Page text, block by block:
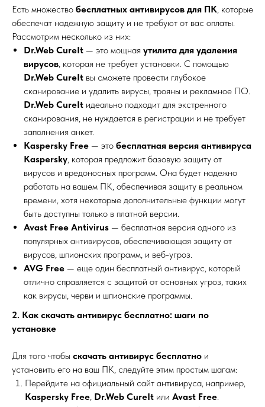
Есть множество бесплатных антивирусов для ПК, которые
обеспечат надежную защиту и не требуют от вас оплаты.
Рассмотрим несколько из них:
Dr.Web CureIt — это мощная утилита для удаления
вирусов, которая не требует установки. С помощью
Dr.Web CureIt вы сможете провести глубокое
сканирование и удалить вирусы, трояны и рекламное ПО.
Dr.Web CureIt идеально подходит для экстренного
сканирования, не нуждается в регистрации и не требует
заполнения анкет.
Kaspersky Free — это бесплатная версия антивируса
Kaspersky, которая предложит базовую защиту от
вирусов и вредоносных программ. Она будет надежно
работать на вашем ПК, обеспечивая защиту в реальном
времени, хотя некоторые дополнительные функции могут
быть доступны только в платной версии.
Avast Free Antivirus — бесплатная версия одного из
популярных антивирусов, обеспечивающая защиту от
вирусов, шпионских программ, и веб-угроз.
AVG Free — еще один бесплатный антивирус, который
отлично справляется с защитой от основных угроз, таких
как вирусы, черви и шпионские программы.
2. Как скачать антивирус бесплатно: шаги по
установке
Для того чтобы скачать антивирус бесплатно и
установить его на ваш ПК, следуйте этим простым шагам:
Перейдите на официальный сайт антивируса, например,
Kaspersky Free, Dr.Web CureIt или Avast Free.